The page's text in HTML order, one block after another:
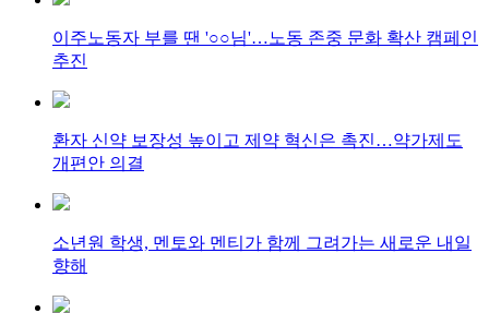
이주노동자 부를 땐 '○○님'…노동 존중 문화 확산 캠페인
추진
환자 신약 보장성 높이고 제약 혁신은 촉진…약가제도
개편안 의결
소년원 학생, 멘토와 멘티가 함께 그려가는 새로운 내일
향해